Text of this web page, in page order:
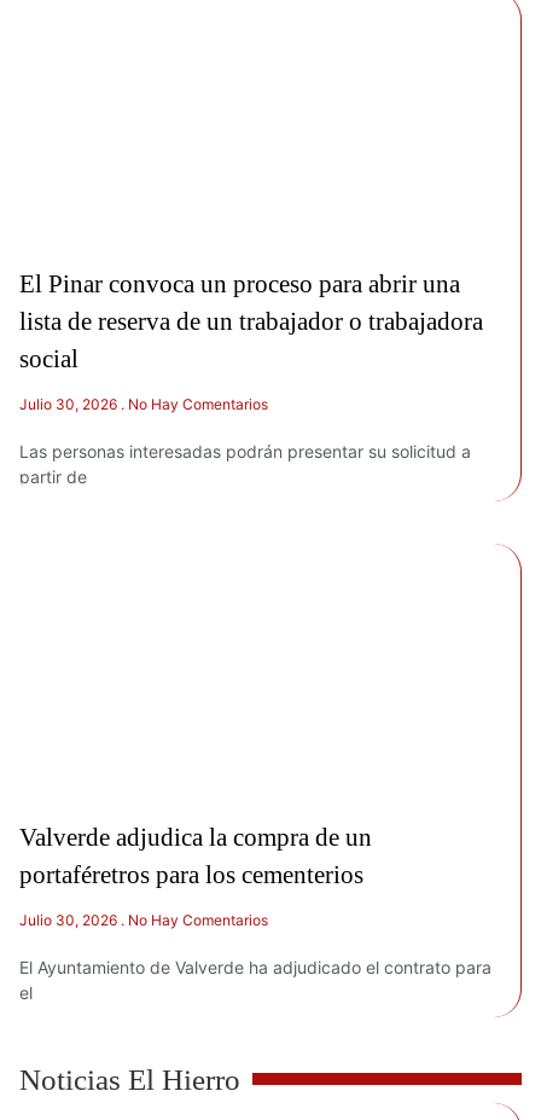
El Pinar convoca un proceso para abrir una
lista de reserva de un trabajador o trabajadora
social
Julio 30, 2026 No Hay Comentarios
Las personas interesadas podrán presentar su solicitud a
partir de
Valverde adjudica la compra de un
portaféretros para los cementerios
Julio 30, 2026 No Hay Comentarios
El Ayuntamiento de Valverde ha adjudicado el contrato para
el
Noticias El Hierro